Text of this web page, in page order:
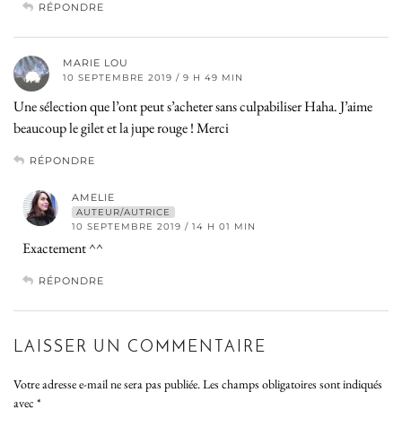
RÉPONDRE
MARIE LOU
10 SEPTEMBRE 2019 / 9 H 49 MIN
Une sélection que l’ont peut s’acheter sans culpabiliser Haha. J’aime
beaucoup le gilet et la jupe rouge ! Merci
RÉPONDRE
AMELIE
AUTEUR/AUTRICE
10 SEPTEMBRE 2019 / 14 H 01 MIN
Exactement ^^
RÉPONDRE
LAISSER UN COMMENTAIRE
Votre adresse e-mail ne sera pas publiée.Les champs obligatoires sont indiqués
avec *